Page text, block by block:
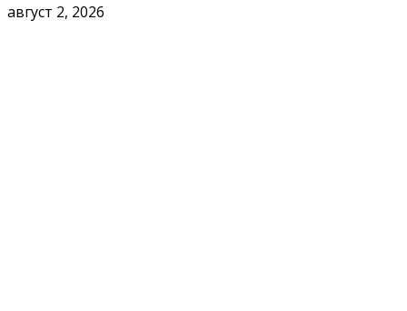
август 2, 2026